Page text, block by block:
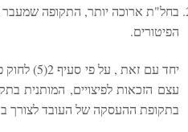
הפיטורים.
יחד עם
עצם הזכאות לפיצויים, המותנית
בתקופת ההעסקה של העובד לצורך